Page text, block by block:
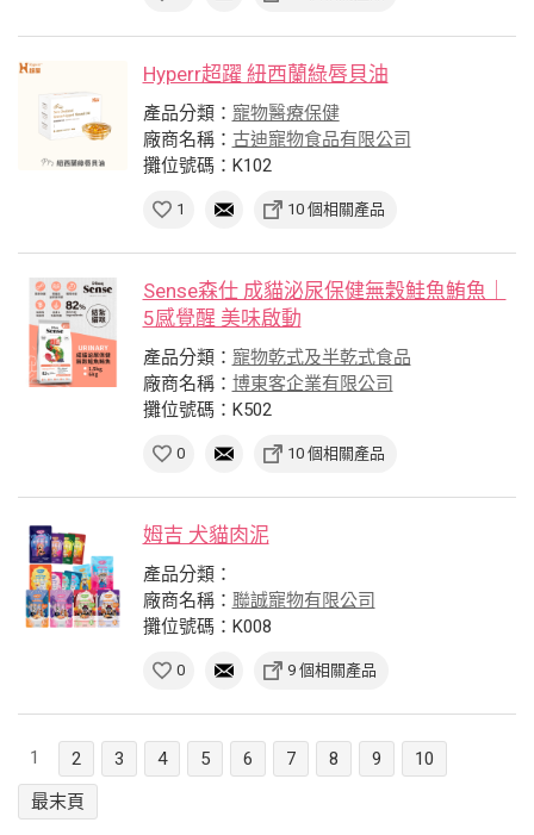
Hyperr超躍 紐西蘭綠唇貝油
產品分類： 寵物醫療保健
廠商名稱： 古迪寵物食品有限公司
攤位號碼：K102
1 10 個相關產品
Sense森仕 成貓泌尿保健無穀鮭魚鮪魚｜
5感覺醒 美味啟動
產品分類： 寵物乾式及半乾式食品
廠商名稱： 博東客企業有限公司
攤位號碼：K502
0 10 個相關產品
姆吉 犬貓肉泥
產品分類：
廠商名稱： 聯誠寵物有限公司
攤位號碼：K008
0 9 個相關產品
1 2 3 4 5 6 7 8 9
10
最末頁